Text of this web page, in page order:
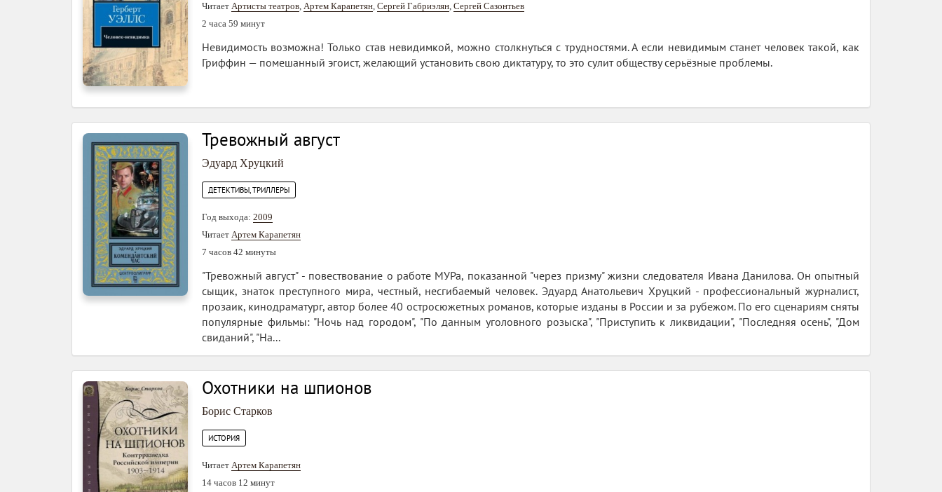
Читает Артисты теaтров, Артем Карапетян, Сергей Габриэлян, Сергей Сазонтьев
2 часа 59 минут
Невидимость возможна! Только став невидимкой, можно столкнуться с трудностями. А если невидимым станет человек такой, как
Гриффин — помешанный эгоист, желающий установить свою диктатуру, то это сулит обществу серьёзные проблемы.
Тревожный август
Эдуард Хруцкий
ДЕТЕКТИВЫ, ТРИЛЛЕРЫ
Год выхода: 2009
Читает Артем Карапетян
7 часов 42 минуты
"Тревожный август" - повествование о работе МУРа, показанной "через призму" жизни следователя Ивана Данилова. Он опытный
сыщик, знаток преступного мира, честный, несгибаемый человек. Эдуард Анатольевич Хруцкий - профессиональный журналист,
прозаик, кинодраматург, автор более 40 остросюжетных романов, которые изданы в России и за рубежом. По его сценариям сняты
популярные фильмы: "Ночь над городом", "По данным уголовного розыска", "Приступить к ликвидации", "Последняя осень", "Дом
свиданий", "На...
Охотники на шпионов
Борис Старков
ИСТОРИЯ
Читает Артем Карапетян
14 часов 12 минут